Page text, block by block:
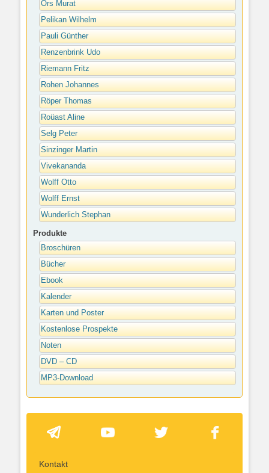
Örs Murat
Pelikan Wilhelm
Pauli Günther
Renzenbrink Udo
Riemann Fritz
Rohen Johannes
Röper Thomas
Roüast Aline
Selg Peter
Sinzinger Martin
Vivekananda
Wolff Otto
Wolff Ernst
Wunderlich Stephan
Produkte
Broschüren
Bücher
Ebook
Kalender
Karten und Poster
Kostenlose Prospekte
Noten
DVD – CD
MP3-Download
Kontakt